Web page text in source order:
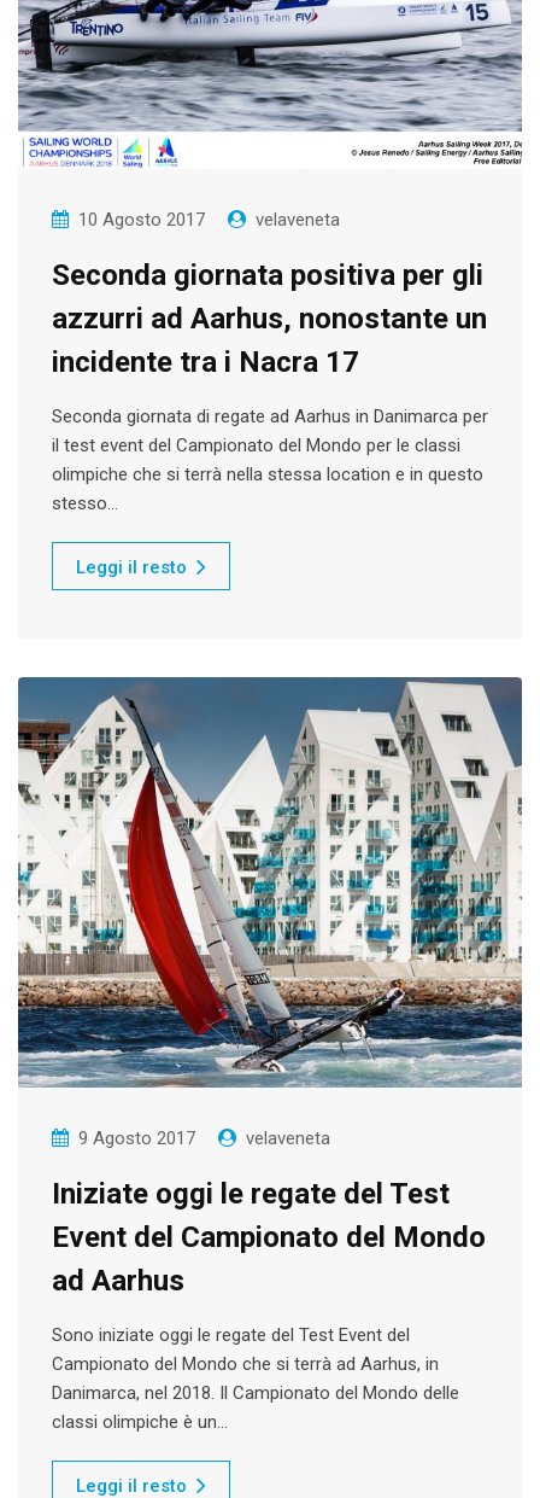
10 Agosto 2017 velaveneta
Seconda giornata positiva per gli
azzurri ad Aarhus, nonostante un
incidente tra i Nacra 17
Seconda giornata di regate ad Aarhus in Danimarca per
il test event del Campionato del Mondo per le classi
olimpiche che si terrà nella stessa location e in questo
stesso…
Leggi il resto
9 Agosto 2017 velaveneta
Iniziate oggi le regate del Test
Event del Campionato del Mondo
ad Aarhus
Sono iniziate oggi le regate del Test Event del
Campionato del Mondo che si terrà ad Aarhus, in
Danimarca, nel 2018. Il Campionato del Mondo delle
classi olimpiche è un…
Leggi il resto